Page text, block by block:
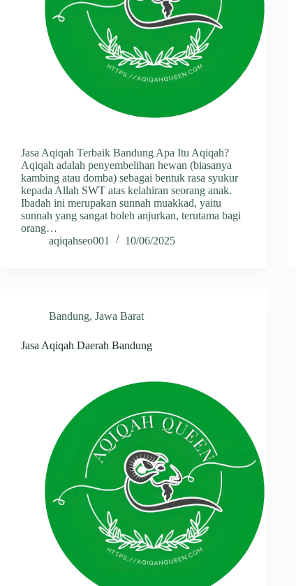
Jasa Aqiqah Terbaik Bandung Apa Itu Aqiqah?
Aqiqah adalah penyembelihan hewan (biasanya
kambing atau domba) sebagai bentuk rasa syukur
kepada Allah SWT atas kelahiran seorang anak.
Ibadah ini merupakan sunnah muakkad, yaitu
sunnah yang sangat boleh anjurkan, terutama bagi
orang…
aqiqahseo001
10/06/2025
Bandung, Jawa Barat
Jasa Aqiqah Daerah Bandung